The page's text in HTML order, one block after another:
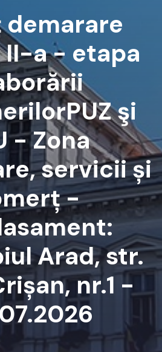
II-a - etapa
şi
- Zona
servicii și
-
Arad, str.
nr.1 -